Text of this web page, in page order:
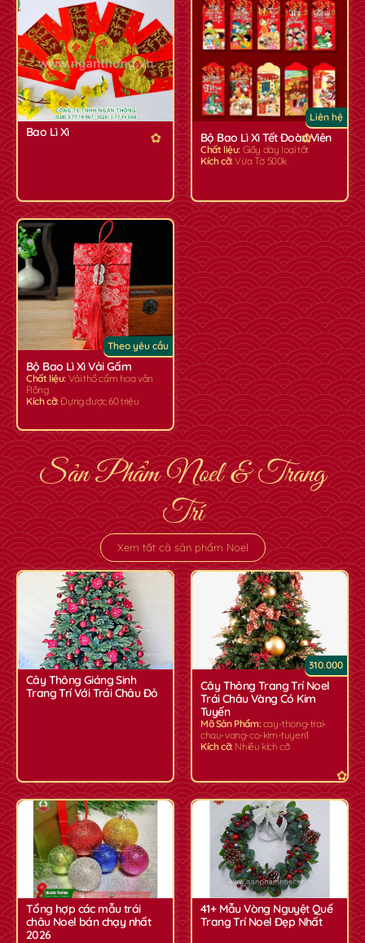
Bao Lì Xì
Liên hệ
Bộ Bao Lì Xì Tết Đoàn Viên
Chất liệu: Giấy dày loại tốt
Kích cỡ: Vừa Tờ 500k
Theo yêu cầu
Bộ Bao Lì Xì Vải Gấm
Chất liệu: Vải thổ cẩm hoa văn
Rồng
Kích cỡ: Đựng được 60 triệu
Sản Phẩm Noel & Trang
Trí
Xem tất cả sản phẩm Noel
Cây Thông Giáng Sinh
Trang Trí Với Trái Châu Đỏ
310.000
Cây Thông Trang Trí Noel
Trái Châu Vàng Có Kim
Tuyến
Mã Sản Phẩm: cay-thong-trai-
chau-vang-co-kim-tuyen1
Kích cỡ: Nhiều kích cỡ
Tổng hợp các mẫu trái
châu Noel bán chạy nhất
2026
41+ Mẫu Vòng Nguyệt Quế
Trang Trí Noel Đẹp Nhất
✿ ✿